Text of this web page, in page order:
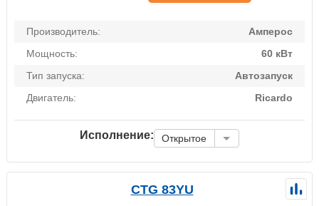
Производитель:
Амперос
Мощность:
60 кВт
Тип запуска:
Автозапуск
Двигатель:
Ricardo
Исполнение: Открытое
CTG 83YU